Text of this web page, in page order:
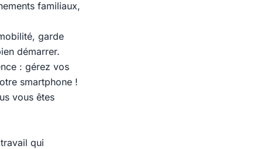
familiaux,
garde
démarrer.
: gérez vos
smartphone !
vous êtes
qui